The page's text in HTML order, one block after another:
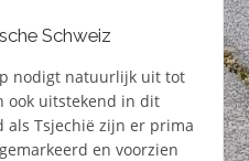
Schweiz
nodigt natuurlijk uit tot
ook uitstekend in dit
als Tsjechië zijn er prima
en voorzien